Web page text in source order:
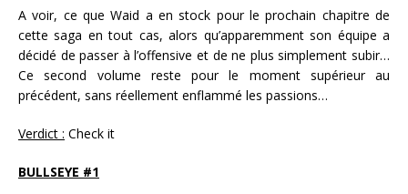
A voir, ce que Waid a en stock pour le prochain chapitre de
cette saga en tout cas, alors qu’apparemment son équipe a
décidé de passer à l’offensive et de ne plus simplement subir…
Ce second volume reste pour le moment supérieur au
précédent, sans réellement enflammé les passions…
Verdict : Check it
BULLSEYE #1